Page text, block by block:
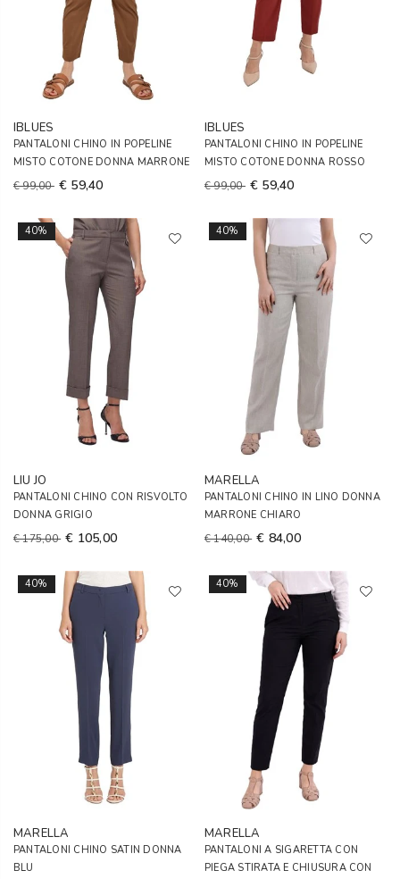
IBLUES
PANTALONI CHINO IN POPELINE
MISTO COTONE DONNA MARRONE
€ 99,00 € 59,40
IBLUES
PANTALONI CHINO IN POPELINE
MISTO COTONE DONNA ROSSO
€ 99,00 € 59,40
40%
LIU JO
PANTALONI CHINO CON RISVOLTO
DONNA GRIGIO
€ 175,00 € 105,00
40%
MARELLA
PANTALONI CHINO IN LINO DONNA
MARRONE CHIARO
€ 140,00 € 84,00
40%
MARELLA
PANTALONI CHINO SATIN DONNA
BLU
40%
MARELLA
PANTALONI A SIGARETTA CON
PIEGA STIRATA E CHIUSURA CON